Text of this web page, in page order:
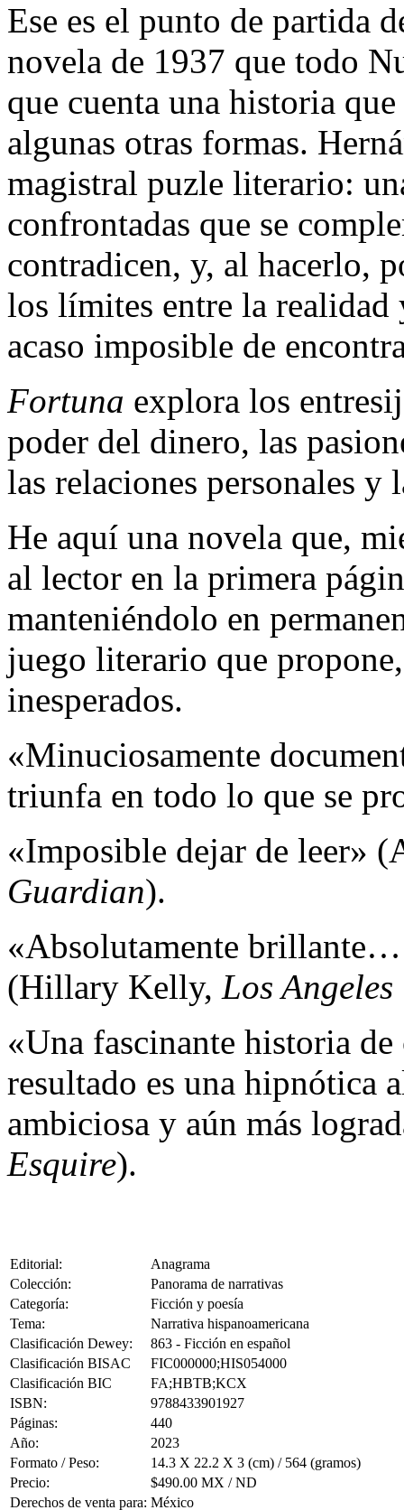
Ese es el punto de partida
novela de 1937 que todo
que cuenta una historia
algunas otras formas.
magistral puzle literario:
confrontadas que se
contradicen, y, al hacerlo,
los límites entre la
acaso imposible de
Fortuna explora los
poder del dinero, las
las relaciones personales
He aquí una novela que,
al lector en la primera
manteniéndolo en
juego literario que
inesperados.
«Minuciosamente
triunfa en todo lo que se
«Imposible dejar de leer»
Guardian).
«Absolutamente
(Hillary Kelly, Los Angeles
«Una fascinante historia
resultado es una hipnótica
ambiciosa y aún más
Esquire).
Editorial:
Anagrama
Colección:
Panorama de narrativas
Categoría:
Ficción y poesía
Tema:
Narrativa hispanoamericana
Clasificación Dewey:
863 - Ficción en español
Clasificación BISAC
FIC000000;HIS054000
Clasificación BIC
FA;HBTB;KCX
ISBN:
9788433901927
Páginas:
440
Año:
2023
Formato / Peso:
14.3 X 22.2 X 3 (cm) / 564 (gramos)
Precio:
$490.00 MX / ND
Derechos de venta para: México